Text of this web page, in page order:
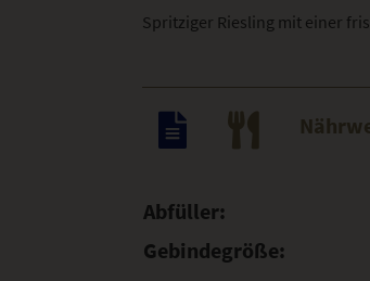
Spritziger Riesling mit einer
Abfüller:
Gebindegröße: